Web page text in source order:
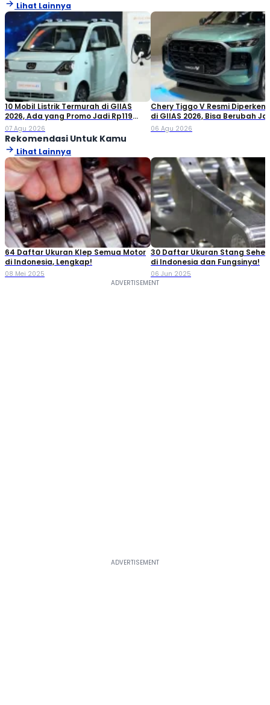
Lihat Lainnya
10 Mobil Listrik Termurah di GIIAS
2026, Ada yang Promo Jadi Rp119
Jutaan!
07 Agu 2026
Chery Tiggo V Resmi
di GIIAS 2026, Bisa Berubah
Double Cabin
06 Agu 2026
Rekomendasi Untuk Kamu
Lihat Lainnya
64 Daftar Ukuran Klep Semua Motor
di Indonesia, Lengkap!
08 Mei 2025
30 Daftar Ukuran Stang
di Indonesia dan Fungsinya!
06 Jun 2025